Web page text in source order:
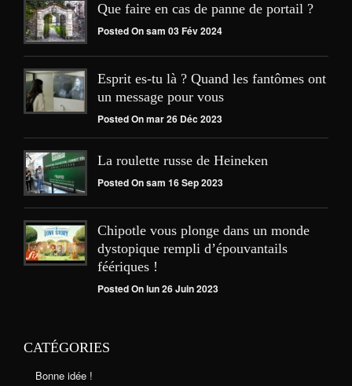
Que faire en cas de panne de portail ?
Posted On sam 03 Fév 2024
Esprit es-tu là ? Quand les fantômes ont
un message pour vous
Posted On mar 26 Déc 2023
La roulette russe de Heineken
Posted On sam 16 Sep 2023
Chipotle vous plonge dans un monde
dystopique rempli d’épouvantails
féériques !
Posted On lun 26 Juin 2023
CATÉGORIES
Bonne idée !